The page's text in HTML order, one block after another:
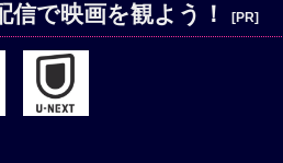
信で映画を観よう！ [PR]